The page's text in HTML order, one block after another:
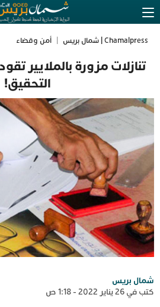
Chamalpress | شمال بريس أمن وقضاء
تنازلات مزورة بالملايير
التحقيق!
شمال بريس
كتب في 26 يناير 2022 - 1:18 ص